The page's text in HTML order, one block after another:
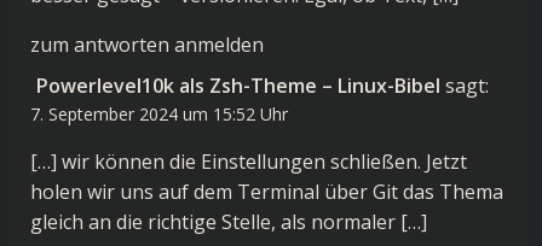
zum antworten anmelden
Powerlevel10k als Zsh-Theme – Linux-Bibel sagt:
7. September 2024 um 15:52 Uhr
[…] wir können die Einstellungen schließen. Jetzt
holen wir uns auf dem Terminal über Git das Thema
gleich an die richtige Stelle, als normaler […]